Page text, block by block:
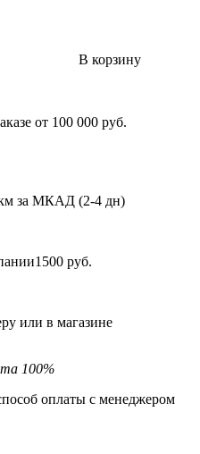
В корзину
от 100 000 руб.
за МКАД (2-4 дн)
руб.
или в магазине
100%
оплаты с менеджером